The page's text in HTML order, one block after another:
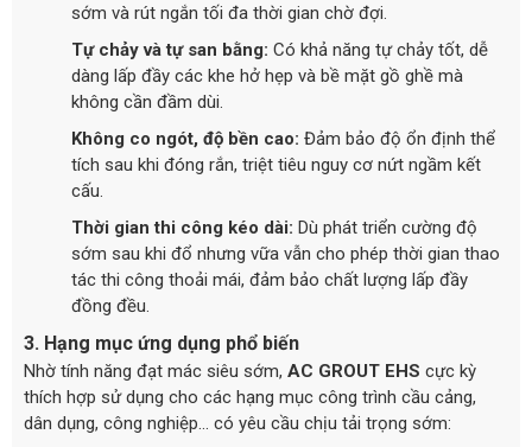
sớm và rút ngắn tối đa thời gian chờ đợi.
Tự chảy và tự san bằng: Có khả năng tự chảy tốt, dễ
dàng lấp đầy các khe hở hẹp và bề mặt gồ ghề mà
không cần đầm dùi.
Không co ngót, độ bền cao: Đảm bảo độ ổn định thể
tích sau khi đóng rắn, triệt tiêu nguy cơ nứt ngầm kết
cấu.
Thời gian thi công kéo dài: Dù phát triển cường độ
sớm sau khi đổ nhưng vữa vẫn cho phép thời gian thao
tác thi công thoải mái, đảm bảo chất lượng lấp đầy
đồng đều.
3. Hạng mục ứng dụng phổ biến
Nhờ tính năng đạt mác siêu sớm, AC GROUT EHS cực kỳ
thích hợp sử dụng cho các hạng mục công trình cầu cảng,
dân dụng, công nghiệp... có yêu cầu chịu tải trọng sớm: